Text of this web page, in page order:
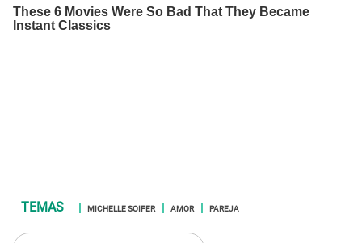
MICHELLE SOIFER AMOR PAREJA